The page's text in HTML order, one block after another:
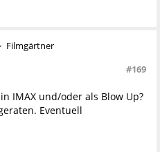
Filmgärtner
#169
IMAX und/oder als Blow Up?
Eventuell